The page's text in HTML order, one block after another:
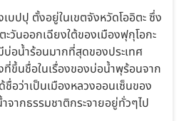
เบปปุ ตั้งอยู่ในเขตจังหวัดโออิตะ ซึ่ง
วันออกเฉียงใต้ของเมืองฟุกุโอกะ
บ่อน้ำร้อนมากที่สุดของประเทศ
ขึ้นชื่อในเรื่องของบ่อน้ำพุร้อนจาก
ชื่อว่าเป็นเมืองหลวงออนเซ็นของ
ากธรรมชาติกระจายอยู่ทั่วๆไป